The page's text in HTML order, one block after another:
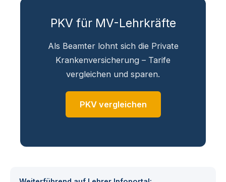
PKV für MV-Lehrkräfte
Als Beamter lohnt sich die Private
Krankenversicherung – Tarife
vergleichen und sparen.
PKV vergleichen